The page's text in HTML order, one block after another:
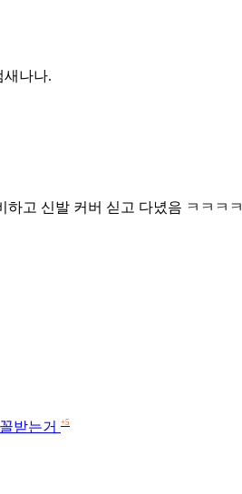
새나나.
하고 신발 커버 싣고 다녔음 ㅋㅋㅋㅋ
받는거 +5